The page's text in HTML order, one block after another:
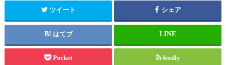
ツイート シェア
はてブ
Pocket feedly